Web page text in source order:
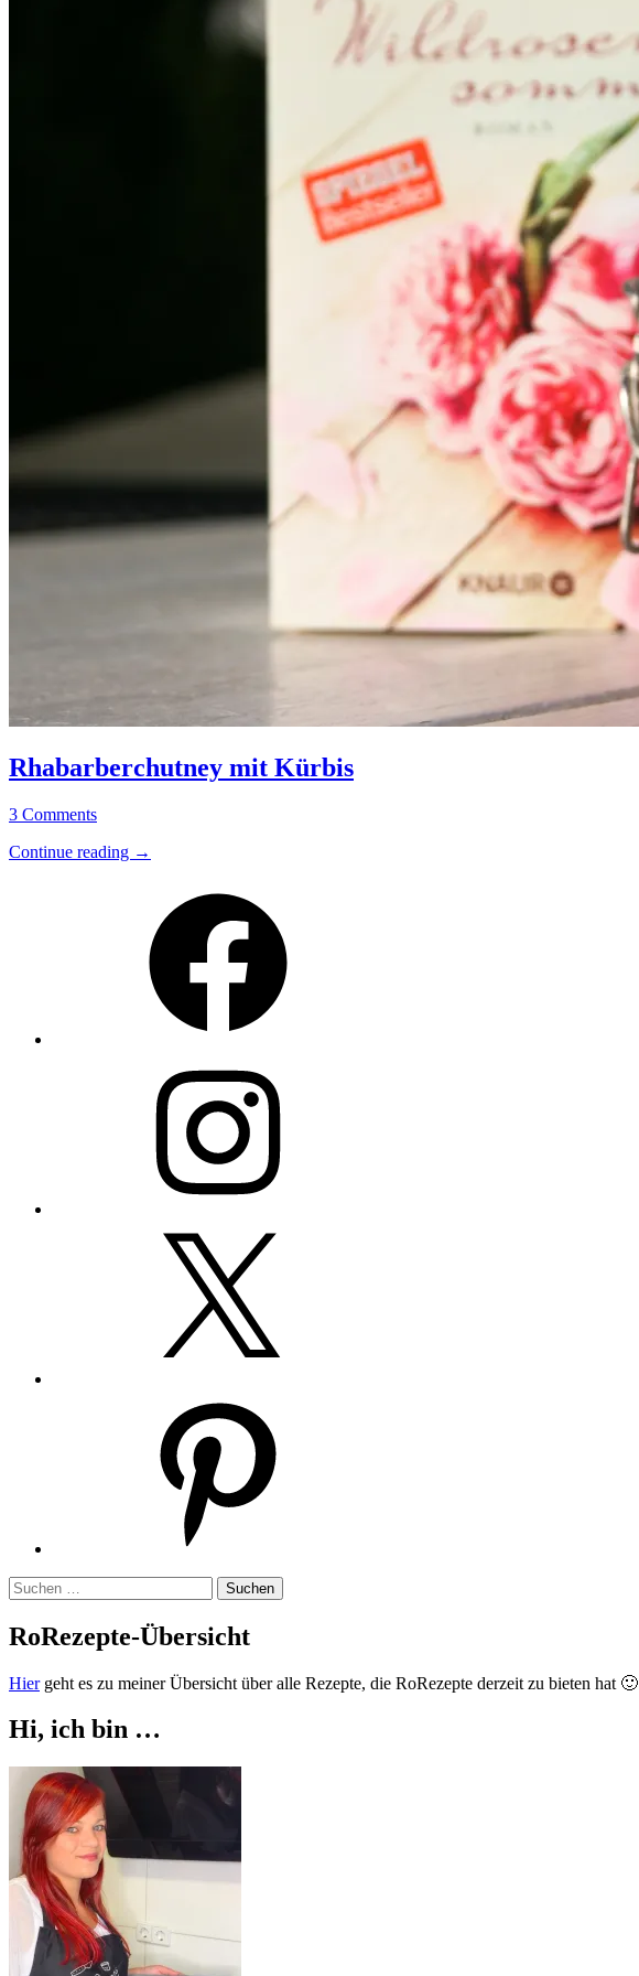
·
Chutney
Eingemachtes
Rezepte
Rhabarberchutney mit Kürbis
22.
201825.
Elly
3 Comments
Continue reading “Rhabarberchutney
→
Suchen
nach:
RoRezepte-Übersicht
Hiergeht es zu meiner Übersicht über alle Rezepte, die RoRezepte derzeit zu bieten hat 🙂
Hi, ich bin …